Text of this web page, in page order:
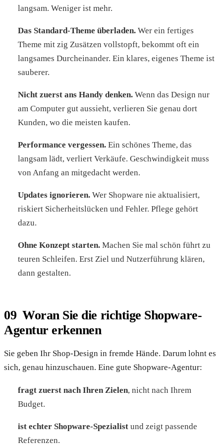
langsam. Weniger ist mehr.
Das Standard-Theme überladen. Wer ein fertiges
Theme mit zig Zusätzen vollstopft, bekommt oft ein
langsames Durcheinander. Ein klares, eigenes Theme ist
sauberer.
Nicht zuerst ans Handy denken. Wenn das Design nur
am Computer gut aussieht, verlieren Sie genau dort
Kunden, wo die meisten kaufen.
Performance vergessen. Ein schönes Theme, das
langsam lädt, verliert Verkäufe. Geschwindigkeit muss
von Anfang an mitgedacht werden.
Updates ignorieren. Wer Shopware nie aktualisiert,
riskiert Sicherheitslücken und Fehler. Pflege gehört
dazu.
Ohne Konzept starten. Machen Sie mal schön führt zu
teuren Schleifen. Erst Ziel und Nutzerführung klären,
dann gestalten.
Woran Sie die richtige Shopware-
Agentur erkennen
Sie geben Ihr Shop-Design in fremde Hände. Darum lohnt es
sich, genau hinzuschauen. Eine gute Shopware-Agentur:
fragt zuerst nach Ihren Zielen, nicht nach Ihrem
Budget.
ist echter Shopware-Spezialist und zeigt passende
Referenzen.